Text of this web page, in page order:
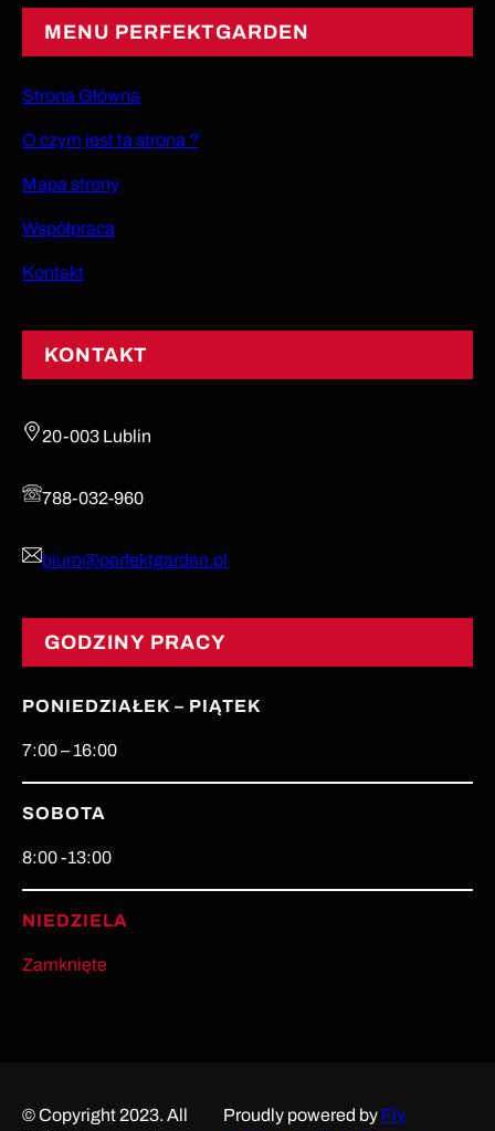
MENU PERFEKTGARDEN
Strona Główna
O czym jest ta strona ?
Mapa strony
Współpraca
Kontakt
KONTAKT
20-003 Lublin
788-032-960
biuro@perfektgarden.pl
GODZINY PRACY
PONIEDZIAŁEK – PIĄTEK
7:00 – 16:00
SOBOTA
8:00 -13:00
NIEDZIELA
Zamknięte
© Copyright 2023. All
Proudly powered by Fly